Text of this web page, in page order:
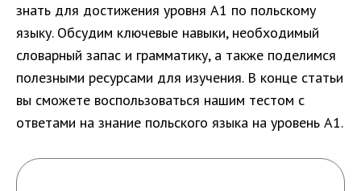
знать для достижения уровня A1 по польскому
языку. Обсудим ключевые навыки, необходимый
словарный запас и грамматику, а также поделимся
полезными ресурсами для изучения. В конце статьи
вы сможете воспользоваться нашим тестом с
ответами на знание польского языка на уровень A1.